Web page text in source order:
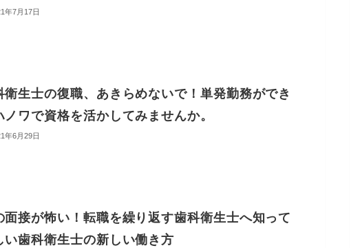
年7月17日
衛生士の復職、あきらめないで！単発勤務ができ
ノワで資格を活かしてみませんか。
年6月29日
面接が怖い！転職を繰り返す歯科衛生士へ知って
い歯科衛生士の新しい働き方